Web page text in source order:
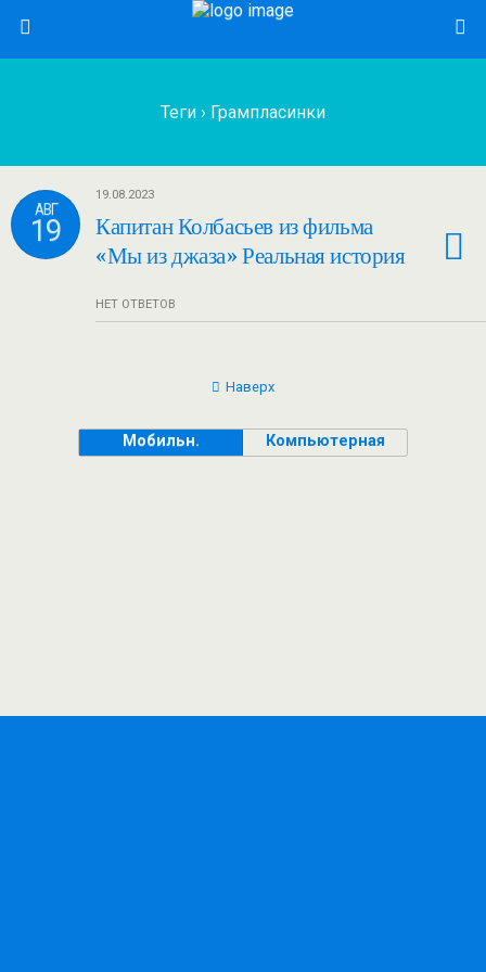
Теги › Грампласинки
АВГ
19
19.08.2023
Капитан Колбасьев из фильма
«Мы из джаза» Реальная история
НЕТ ОТВЕТОВ
Наверх
Мобильн. Компьютерная